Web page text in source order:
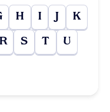
H I J K
R S T U